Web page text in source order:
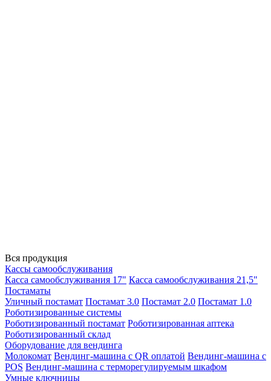
Вся продукция
Кассы самообслуживания
Касса самообслуживания 17" Касса самообслуживания 21,5"
Постаматы
Уличный постамат Постамат 3.0 Постамат 2.0 Постамат 1.0
Роботизированные системы
Роботизированный постамат Роботизированная аптека
Роботизированный склад
Оборудование для вендинга
Молокомат Вендинг-машина с QR оплатой Вендинг-машина с
POS Вендинг-машина с терморегулируемым шкафом
Умные ключницы